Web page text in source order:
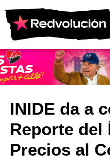
INIDE da a
Reporte del
Precios al